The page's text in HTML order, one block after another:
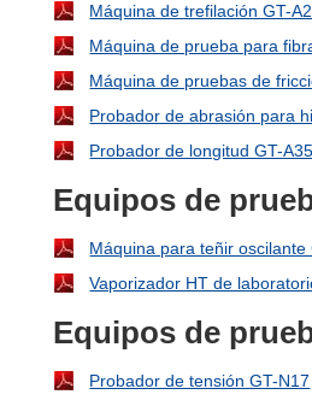
Máquina de trefilación GT-
Máquina de prueba para
Máquina de pruebas de
Probador de abrasión para
Probador de longitud GT-
Equipos de
Máquina para teñir oscilante
Vaporizador HT de
Equipos de
Probador de tensión GT-N17